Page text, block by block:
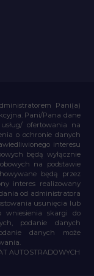
Pani(a)
Pani/Pana dane
ofertowania na
o ochronie danych
interesu
będą wyłącznie
na podstawie
będą przez
interes realizowany
od administratora
usunięcia lub
wniesienia skargi do
podanie danych
danych może
AUTOSTRADOWYCH